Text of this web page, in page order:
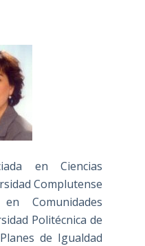
en Ciencias
Complutense
Comunidades
Politécnica de
de Igualdad